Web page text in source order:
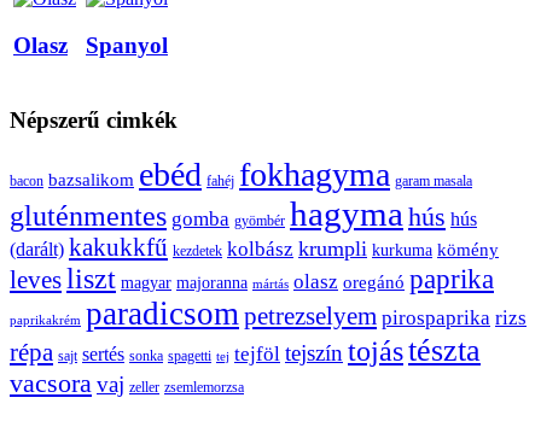
Olasz Spanyol
Népszerű cimkék
bacon bazsalikom ebéd fahéj fokhagyma garam masala
gluténmentes gomba gyömbér hagyma hús hús
(darált) kakukkfű kezdetek kolbász krumpli kurkuma kömény
levesliszt magyar majoranna mártás olasz oregánó paprika
paprikakrém paradicsompetrezselyem pirospaprika rizs
répa sajt sertés sonka spagetti tej tejföl tejszíntojástészta
vacsoravaj zeller zsemlemorzsa